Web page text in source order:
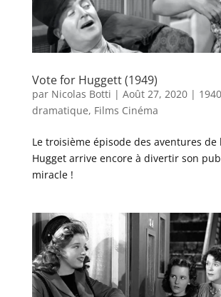
Vote for Huggett (1949)
par Nicolas Botti | Août 27, 2020|
dramatique, Films Cinéma
Le troisième épisode des aventures
Hugget arrive encore à divertir son
miracle !